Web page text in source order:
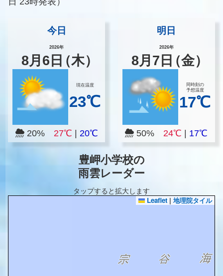
今日
2026年
8月 6 日（木）
現在温度
23℃
20% 27℃ 20℃
明日
2026年
8月 7 日（金）
同時刻の
予想温度
17℃
50%24℃ 17℃
豊岬小学校の
雨雲レーダー
タップすると拡大します
Leaflet | 地理院タイル